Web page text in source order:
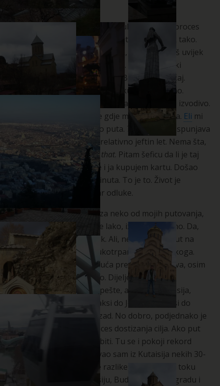
Stevan Pešić
Jedno jutro, u kancelariji, prije uključivanja u proces
rada, shvatio sam da treba da otputujem. Tek tako.
Idem u Ukrajinu za dva mjeseca, ali tamo je još uvijek
rat. Čak je u Kijevu jako opasno. Nije mi to neki
problem, ali ipak, trebam plan B, za svaki slučaj.
Otvaram kartu svijeta, gledam kuda bih mogao.
Negdje relativno blizu, da je relativno jeftino i izvodivo.
I što je najvažnije, negdje gdje mi ne treba viza. Eli mi
je pričala o Gruziji mnogo puta. There you go.
Ispunjava
sve kriterijume. Nalazim relativno jeftin let. Nema šta,
idem uGruziju . Simple as that. Pitam šeficu da li je taj
datum ok. Ona potvrđuje i ja kupujem kartu. Došao
sam na posao prije 15 minuta. To je to. Život je
jednostavam. Ili nije. Stvar odluke.
Kada god me ljudi pitaju za neko od mojih putovanja,
uvijek im govorim kako je lako, izvodivo, jeftino. Da,
zaista jeste. Gotovo uvijek. Ali, ne i ovaj put. Put na
Kavkaz je zaista dug i mukotrpan. Nije za svakoga.
Promijenio sam sva moguća prevozna sredstva, osim
broda, da bih stigao tamo. Dijeljeni prevoz do
Beograda, voz do Budimpešte, avion do Kutaisija,
maršrutka do Tbilisija, taksi do Jerevana, taksi do
. Pa onda nazad. No dobro, podjednako je
važan i zabavan sam proces dostizanja cilja. Ako put
nije zabavan, ni cilj neće biti. Tu se i pokoji rekord
oborio vjerovatno. Putovao sam iz Kutaisija nekih 30-
ak sati i zbog vremenske razlike, uspio sam u toku
jednog dana biti u Kutaisiju, Budimpešti, Beogradu i